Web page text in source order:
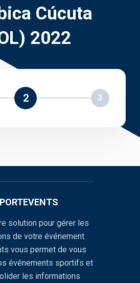
Cúcuta
2022
2 3
solution pour gérer les
de votre événement.
vous permet de vous
événements sportifs et
les informations